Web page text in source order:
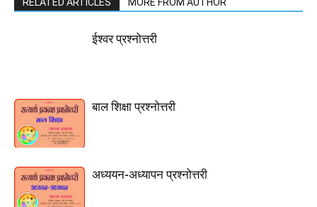
ईश्वर प्रश्नोत्तरी
बाल शिक्षा प्रश्नोत्तरी
अध्ययन-अध्यापन प्रश्नोत्तरी